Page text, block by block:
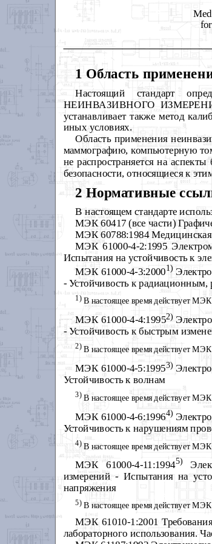
1 Область
Настоящий стандарт
НЕИНВАЗИВНОГО ИЗМЕРЕНИЯ
устанавливает также метод
иных условиях.
Область применения
маммографию, компьютерную
не распространяется на
безопасности, относящиеся к
2 Нормативные
В настоящем стандарте
МЭК 60417 (все части)
МЭК 60788:1984 Медицинская
МЭК 61000-4-2:1995
Испытания на устойчивость к
МЭК 61000-4-3:20001)
- Устойчивость к
1)В настоящее время действует
МЭК 61000-4-4:19952)
- Устойчивость к быстрым
2)В настоящее время действует
МЭК 61000-4-5:19953)
Устойчивость к волнам
3)В настоящее время действует
МЭК 61000-4-6:19964)
Устойчивость к нарушениям
4)В настоящее время действует
МЭК 61000-4-11:19945)
измерений - Испытания на
напряжения
5)В настоящее время действует
МЭК 61010-1:2001
лабораторного использования.